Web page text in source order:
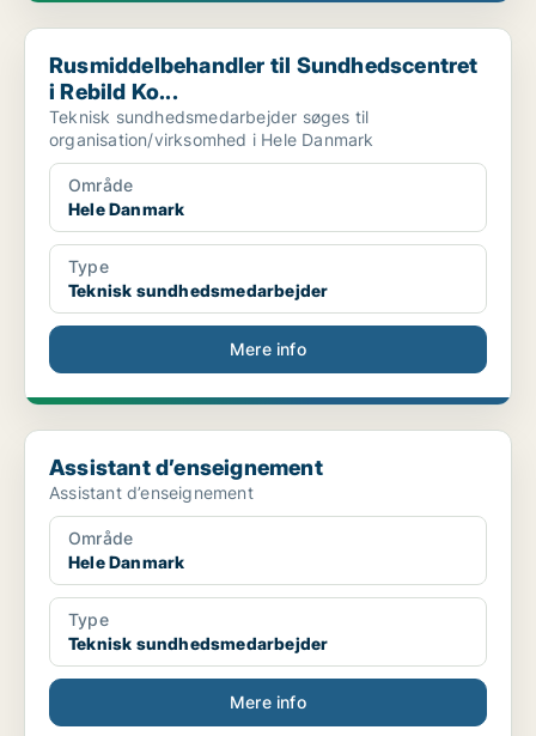
Rusmiddelbehandler til Sundhedscentret i Rebild Ko...
Rusmiddelbehandler til Sundhedscentret
i Rebild Ko...
Teknisk sundhedsmedarbejder søges til
organisation/virksomhed i Hele Danmark
Område
Hele Danmark
Type
Teknisk sundhedsmedarbejder
Mere info
Assistant d’enseignement
Assistant d’enseignement
Assistant d’enseignement
Område
Hele Danmark
Type
Teknisk sundhedsmedarbejder
Mere info